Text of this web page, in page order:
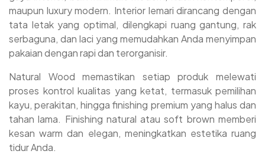
maupun luxury modern. Interior lemari dirancang dengan
tata letak yang optimal, dilengkapi ruang gantung, rak
serbaguna, dan laci yang memudahkan Anda menyimpan
pakaian dengan rapi dan terorganisir.
Natural Wood memastikan setiap produk melewati
proses kontrol kualitas yang ketat, termasuk pemilihan
kayu, perakitan, hingga finishing premium yang halus dan
tahan lama. Finishing natural atau soft brown memberi
kesan warm dan elegan, meningkatkan estetika ruang
tidur Anda.